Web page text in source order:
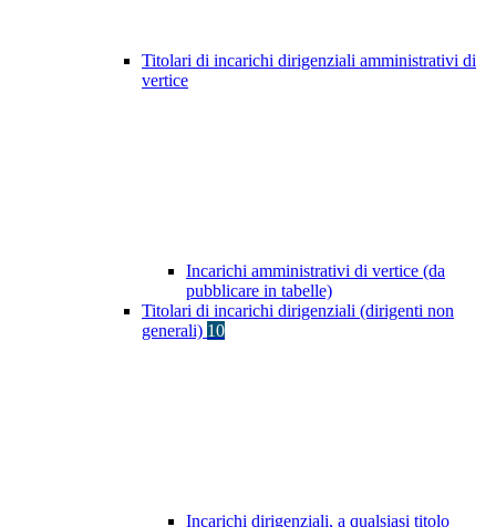
Titolari di incarichi dirigenziali amministrativi di
vertice
Incarichi amministrativi di vertice (da
pubblicare in tabelle)
Titolari di incarichi dirigenziali (dirigenti non
generali) 10
Incarichi dirigenziali, a qualsiasi titolo